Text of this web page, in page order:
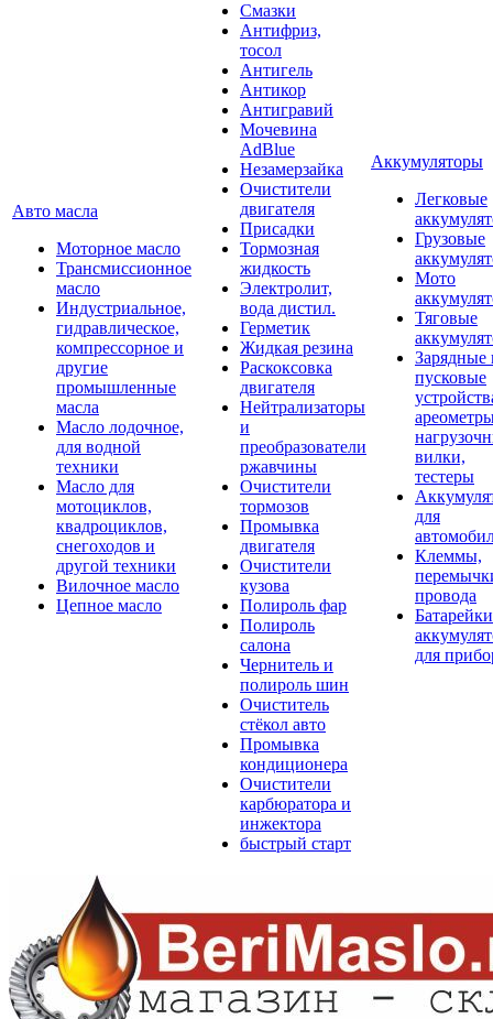
Авто масла
Моторное масло
Трансмиссионное
масло
Индустриальное,
гидравлическое,
компрессорное и
другие
промышленные
масла
Масло лодочное,
для водной
техники
Масло для
мотоциклов,
квадроциклов,
снегоходов и
другой техники
Вилочное масло
Цепное масло
Смазки
Антифриз,
тосол
Антигель
Антикор
Антигравий
Мочевина
AdBlue
Незамерзайка
Очистители
двигателя
Присадки
Тормозная
жидкость
Электролит,
вода дистил.
Герметик
Жидкая резина
Раскоксовка
двигателя
Нейтрализаторы
и
преобразователи
ржавчины
Очистители
тормозов
Промывка
двигателя
Очистители
кузова
Полироль фар
Полироль
салона
Чернитель и
полироль шин
Очиститель
стёкол авто
Промывка
кондиционера
Очистители
карбюратора и
инжектора
быстрый старт
Аккумуляторы
Легковые
Грузовые
Мото
Тяговые
Зарядные
пусковые
вилки,
тестеры
для
Клеммы,
провода
для